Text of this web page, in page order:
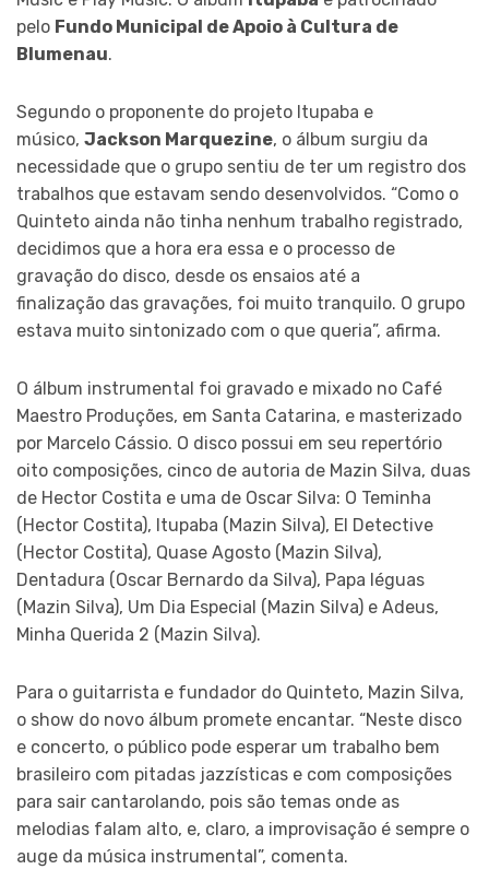
pelo Fundo Municipal de Apoio à Cultura de
Blumenau.
Segundo o proponente do projeto Itupaba e
músico, Jackson Marquezine, o álbum surgiu da
necessidade que o grupo sentiu de ter um registro dos
trabalhos que estavam sendo desenvolvidos. “Como o
Quinteto ainda não tinha nenhum trabalho registrado,
decidimos que a hora era essa e o processo de
gravação do disco, desde os ensaios até a
finalização das gravações, foi muito tranquilo. O grupo
estava muito sintonizado com o que queria”, afirma.
O álbum instrumental foi gravado e mixado no Café
Maestro Produções, em Santa Catarina, e masterizado
por Marcelo Cássio. O disco possui em seu repertório
oito composições, cinco de autoria de Mazin Silva, duas
de Hector Costita e uma de Oscar Silva: O Teminha
(Hector Costita), Itupaba (Mazin Silva), El Detective
(Hector Costita), Quase Agosto (Mazin Silva),
Dentadura (Oscar Bernardo da Silva), Papa léguas
(Mazin Silva), Um Dia Especial (Mazin Silva) e Adeus,
Minha Querida 2 (Mazin Silva).
Para o guitarrista e fundador do Quinteto, Mazin Silva,
o show do novo álbum promete encantar. “Neste disco
e concerto, o público pode esperar um trabalho bem
brasileiro com pitadas jazzísticas e com composições
para sair cantarolando, pois são temas onde as
melodias falam alto, e, claro, a improvisação é sempre o
auge da música instrumental”, comenta.